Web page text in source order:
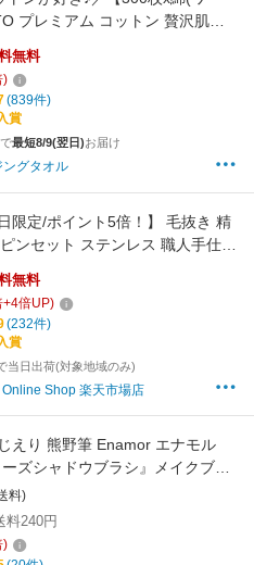
プレミアム コットン 贅沢肌触
ツヤ肌保湿 ふんわり触感 フェイ
て フェイシャルタオル クレン
ちゃんにも優しい 柔らか薄手
クタッチ生地（100枚入x3個）
無料
)
(839件)
賞
最短8/9(翌日)お届け
ングタオル
限定/ポイント5倍！】 毛抜き 精
ンセット ステンレス 職人手仕上
ィザー ツイーザー 眉毛 産毛 髭
毛 うぶ毛 ひげ 痛くない 男性 女
すめ ギフト プレゼント けぬき
無料
+4倍UP)
(232件)
賞
当日出荷(対象地域のみ)
Shop 楽天市場店
えり 熊野筆 Enamor エナモル
ーズシャドウブラシ』メイクブラ
ウ ブレンディングブラシ アイ
梶恵理子 コラボ 女性 プレゼン
落 可愛い
料)
料240円
)